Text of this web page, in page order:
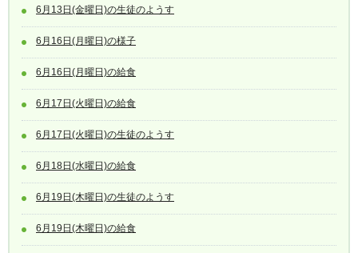
6月13日(金曜日)の生徒のようす
6月16日(月曜日)の様子
6月16日(月曜日)の給食
6月17日(火曜日)の給食
6月17日(火曜日)の生徒のようす
6月18日(水曜日)の給食
6月19日(木曜日)の生徒のようす
6月19日(木曜日)の給食